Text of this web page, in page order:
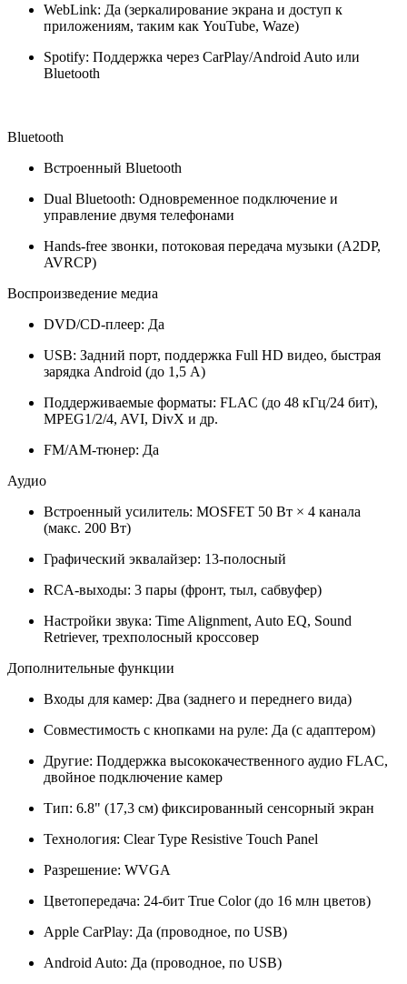
WebLink: Да (зеркалирование экрана и доступ к
приложениям, таким как YouTube, Waze)
Spotify: Поддержка через CarPlay/Android Auto или
Bluetooth
Bluetooth
Встроенный Bluetooth
Dual Bluetooth: Одновременное подключение и
управление двумя телефонами
Hands-free звонки, потоковая передача музыки (A2DP,
AVRCP)
Воспроизведение медиа
DVD/CD-плеер: Да
USB: Задний порт, поддержка Full HD видео, быстрая
зарядка Android (до 1,5 A)
Поддерживаемые форматы: FLAC (до 48 кГц/24 бит),
MPEG1/2/4, AVI, DivX и др.
FM/AM-тюнер: Да
Аудио
Встроенный усилитель: MOSFET 50 Вт × 4 канала
(макс. 200 Вт)
Графический эквалайзер: 13-полосный
RCA-выходы: 3 пары (фронт, тыл, сабвуфер)
Настройки звука: Time Alignment, Auto EQ, Sound
Retriever, трехполосный кроссовер
Дополнительные функции
Входы для камер: Два (заднего и переднего вида)
Совместимость с кнопками на руле: Да (с адаптером)
Другие: Поддержка высококачественного аудио FLAC,
двойное подключение камер
Тип: 6.8" (17,3 см) фиксированный сенсорный экран
Технология: Clear Type Resistive Touch Panel
Разрешение: WVGA
Цветопередача: 24-бит True Color (до 16 млн цветов)
Apple CarPlay: Да (проводное, по USB)
Android Auto: Да (проводное, по USB)